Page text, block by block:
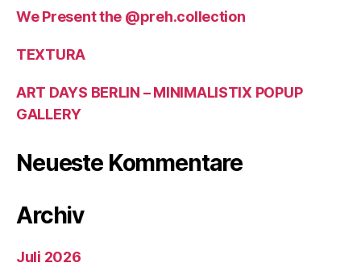
We Present the @preh.collection
TEXTURA
ART DAYS BERLIN – MINIMALISTIX POPUP
GALLERY
Neueste Kommentare
Archiv
Juli 2026